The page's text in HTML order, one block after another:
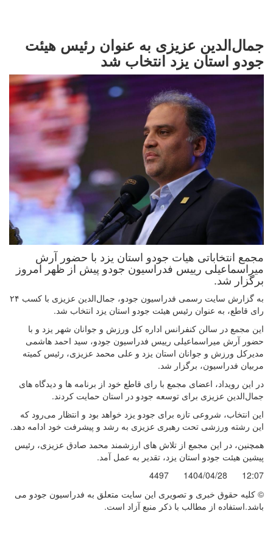
جمال‌الدین عزیزی به عنوان رئیس هیئت
جودو استان یزد انتخاب شد
مجمع انتخاباتی هیات جودو استان یزد با حضور آرش
میراسماعیلی رییس فدراسیون جودو پیش از ظهر امروز
برگزار شد.
به گزارش سایت رسمی فدراسیون جودو، جمال‌الدین عزیزی با کسب ۲۴
رای قاطع، به عنوان رئیس هیئت جودو استان یزد انتخاب شد.
این مجمع در سالن کنفرانس اداره کل ورزش و جوانان شهر یزد و با
حضور آرش میراسماعیلی رییس فدراسیون جودو، سید احمد هاشمی
مدیرکل ورزش و جوانان استان یزد و علی محمد عزیزی، رئیس کمیته
مربیان فدراسیون، برگزار شد.
در این رویداد، اعضای مجمع با رای قاطع خود از برنامه ها و دیدگاه های
جمال‌الدین عزیزی برای توسعه جودو در استان حمایت کردند.
این انتخاب، شروعی تازه برای جودو یزد خواهد بود و انتظار می‌رود که
این رشته ورزشی تحت رهبری عزیزی به رشد و پیشرفت خود ادامه دهد.
همچنین، در این مجمع از تلاش های ارزشمند محمد صادق عزیزی، رئیس
پیشین هیئت جودو استان یزد، تقدیر به عمل آمد.
12:07
1404/04/28
4497
© کليه حقوق خبری و تصويری اين سايت متعلق به فدراسیون جودو می
باشد.استفاده از مطالب با ذكر منبع آزاد است.